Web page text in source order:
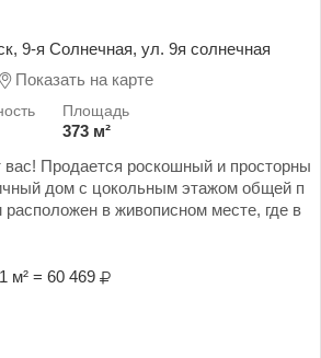
9-я Солнечная, ул. 9я солнечная
Показать на карте
373 м²
Продается роскошный и просторны
дом с цокольным этажом общей п
в живописном месте, где в
1 м² = 60 469